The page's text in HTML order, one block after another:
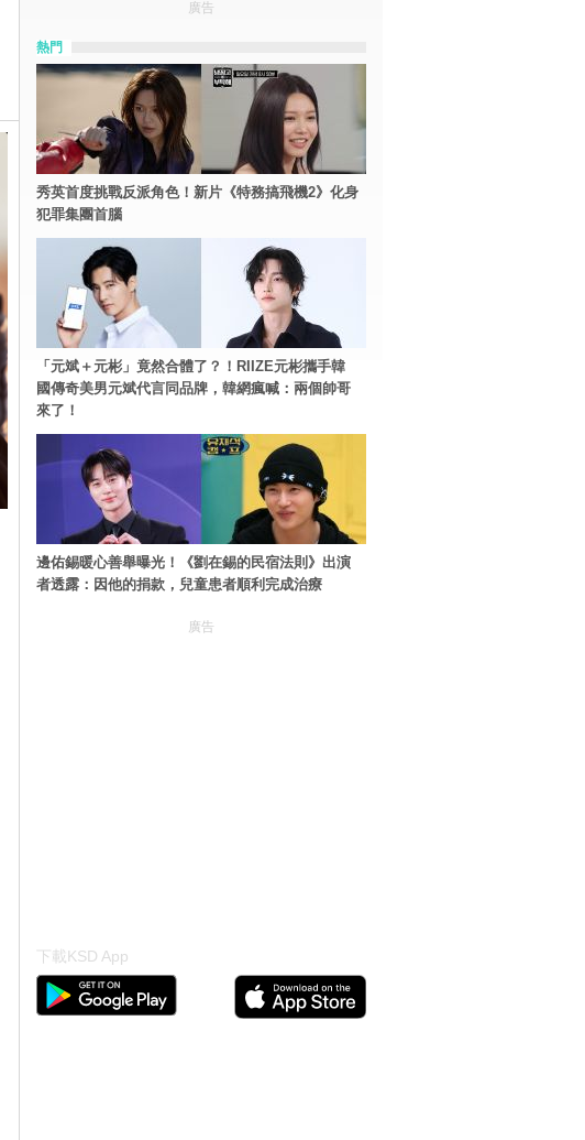
廣告
熱門
秀英首度挑戰反派角色！新片《特務搞飛機2》化身
犯罪集團首腦
「元斌＋元彬」竟然合體了？！RIIZE元彬攜手韓
國傳奇美男元斌代言同品牌，韓網瘋喊：兩個帥哥
來了！
邊佑錫暖心善舉曝光！《劉在錫的民宿法則》出演
者透露：因他的捐款，兒童患者順利完成治療
廣告
下載KSD App